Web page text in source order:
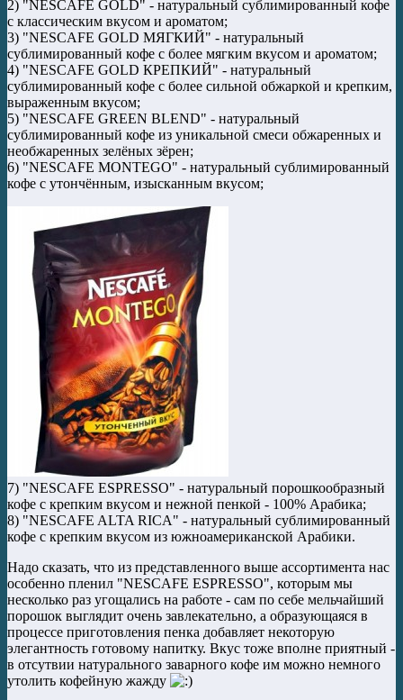
2) "NESCAFE GOLD" - натуральный сублимированный кофе
с классическим вкусом и ароматом;
3) "NESCAFE GOLD МЯГКИЙ" - натуральный
сублимированный кофе с более мягким вкусом и ароматом;
4) "NESCAFE GOLD КРЕПКИЙ" - натуральный
сублимированный кофе с более сильной обжаркой и крепким,
выраженным вкусом;
5) "NESCAFE GREEN BLEND" - натуральный
сублимированный кофе из уникальной смеси обжаренных и
необжаренных зелёных зёрен;
6) "NESCAFE MONTEGO" - натуральный сублимированный
кофе с утончённым, изысканным вкусом;
7) "NESCAFE ESPRESSO" - натуральный порошкообразный
кофе с крепким вкусом и нежной пенкой - 100% Арабика;
8) "NESCAFE ALTA RICA" - натуральный сублимированный
кофе с крепким вкусом из южноамериканской Арабики.
Надо сказать, что из представленного выше ассортимента нас
особенно пленил "NESCAFE ESPRESSO", которым мы
несколько раз угощались на работе - сам по себе мельчайший
порошок выглядит очень завлекательно, а образующаяся в
процессе приготовления пенка добавляет некоторую
элегантность готовому напитку. Вкус тоже вполне приятный -
в отсутвии натурального заварного кофе им можно немного
утолить кофейную жажду